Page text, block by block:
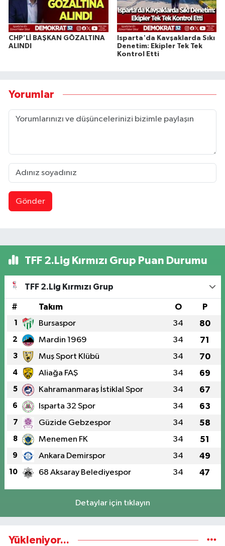
CHP’Lİ BAŞKAN GÖZALTINA
ALINDI
Isparta'da Kavşaklarda Sıkı
Denetim: Ekipler Tek Tek
Kontrol Etti
Yorumlar
Gönder
TFF 2.Lig Kırmızı Grup Puan Durumu
TFF 2.Lig Kırmızı Grup
# Takım O P
1 Bursaspor 34 80
2 Mardin 1969 34 71
3 Muş Sport Klübü 34 70
4 Aliağa FAŞ 34 69
5 Kahramanmaraş İstiklal Spor 34 67
6 Isparta 32 Spor 34 63
7 Güzide Gebzespor 34 58
8 Menemen FK 34 51
9 Ankara Demirspor 34 49
10 68 Aksaray Belediyespor 34 47
Detaylar için tıklayın
Yükleniyor...